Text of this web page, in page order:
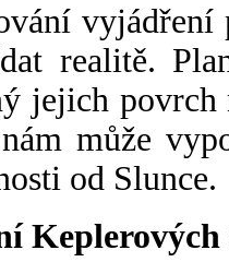
vyjádření
realitě.
jejich
může
od Slunce.